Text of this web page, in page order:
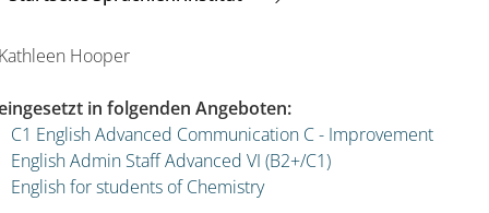
Hooper
in folgenden Angeboten:
C1 English Advanced Communication C - Improvement
English Admin Staff Advanced VI (B2+/C1)
English for students of Chemistry